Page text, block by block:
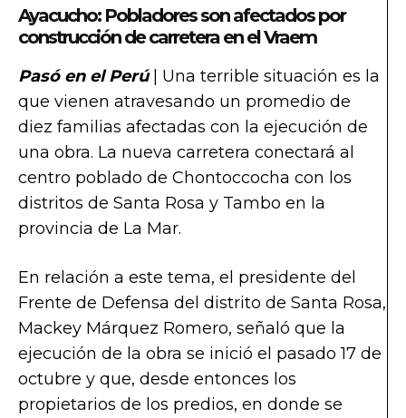
Ayacucho: Pobladores son afectados por
construcción de carretera en el Vraem
Pasó en el Perú| Una terrible situación es la
que vienen atravesando un promedio de
diez familias afectadas con la ejecución de
una obra. La nueva carretera conectará al
centro poblado de Chontoccocha con los
distritos de Santa Rosa y Tambo en la
provincia de La Mar.
En relación a este tema, el presidente del
Frente de Defensa del distrito de Santa Rosa,
Mackey Márquez Romero, señaló que la
ejecución de la obra se inició el pasado 17 de
octubre y que, desde entonces los
propietarios de los predios, en donde se